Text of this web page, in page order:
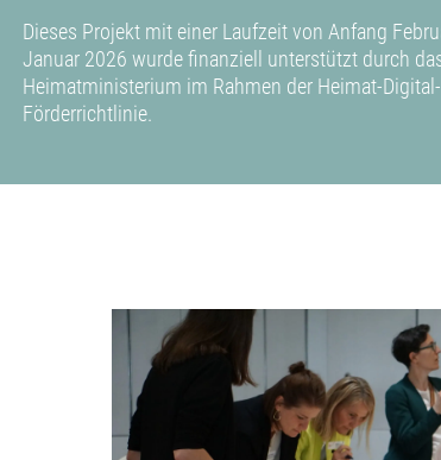
Dieses Projekt mit einer Laufzeit von Anfang
Januar 2026 wurde finanziell unterstützt durch
Heimatministerium im Rahmen der Heimat-
Förderrichtlinie.